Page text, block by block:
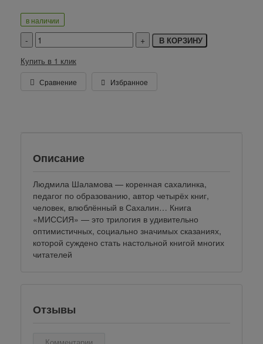
в наличии
В КОРЗИНУ
Купить в 1 клик
Сравнение Избранное
Описание
Людмила Шаламова — коренная сахалинка,
педагог по образованию, автор четырёх книг,
человек, влюблённый в Сахалин… Книга
«МИССИЯ» — это трилогия в удивительно
оптимистичных, социально значимых сказаниях,
которой суждено стать настольной книгой многих
читателей
Отзывы